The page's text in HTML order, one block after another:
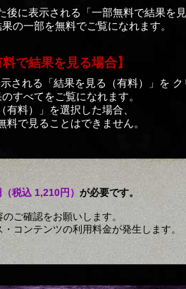
後に表示される「一部無料で結果を
の一部を無料でご覧になれます。
料で結果を見る場合】
される「結果を見る（有料）」を
すべてをご覧になれます。
料）」を選択した場合、
料で見ることはできません。
税込 1,210円） が必要です。
ご確認をお願いします。
コンテンツの利用料金が発生します。